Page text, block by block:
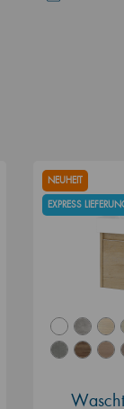
NEUHEIT
EXPRESS